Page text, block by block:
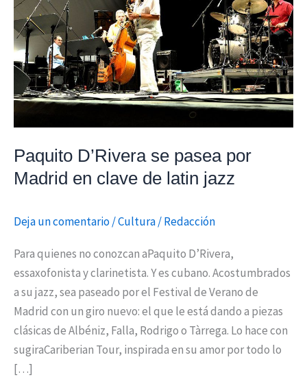
Paquito D’Rivera se pasea por
Madrid en clave de latin jazz
Deja un comentario/Cultura/Redacción
Para quienes no conozcan aPaquito D’Rivera,
essaxofonista y clarinetista. Y es cubano. Acostumbrados
a su jazz, sea paseado por el Festival de Verano de
Madrid con un giro nuevo: el que le está dando a piezas
clásicas de Albéniz, Falla, Rodrigo o Tàrrega. Lo hace con
sugiraCariberian Tour, inspirada en su amor por todo lo
[…]
pasea
por
Madrid
en
clave
de